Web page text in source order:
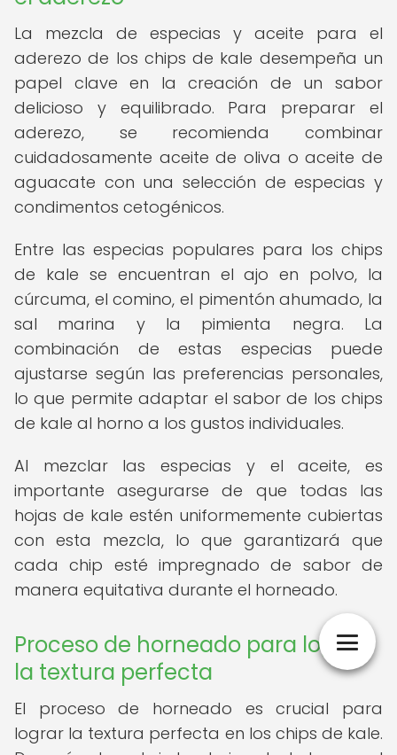
La mezcla de especias y aceite para el
aderezo de los chips de kale desempeña un
papel clave en la creación de un sabor
delicioso y equilibrado. Para preparar el
aderezo, se recomienda combinar
cuidadosamente aceite de oliva o aceite de
aguacate con una selección de especias y
condimentos cetogénicos.
Entre las especias populares para los chips
de kale se encuentran el ajo en polvo, la
cúrcuma, el comino, el pimentón ahumado, la
sal marina y la pimienta negra. La
combinación de estas especias puede
ajustarse según las preferencias personales,
lo que permite adaptar el sabor de los chips
de kale al horno a los gustos individuales.
Al mezclar las especias y el aceite, es
importante asegurarse de que todas las
hojas de kale estén uniformemente cubiertas
con esta mezcla, lo que garantizará que
cada chip esté impregnado de sabor de
manera equitativa durante el horneado.
Proceso de horneado para lograr
la textura perfecta
El proceso de horneado es crucial para
lograr la textura perfecta en los chips de kale.